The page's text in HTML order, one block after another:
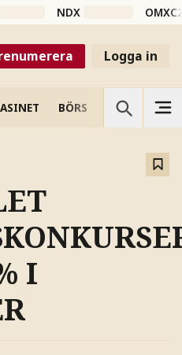
NDX
Logga in
BÖRS VETENSKAP
I